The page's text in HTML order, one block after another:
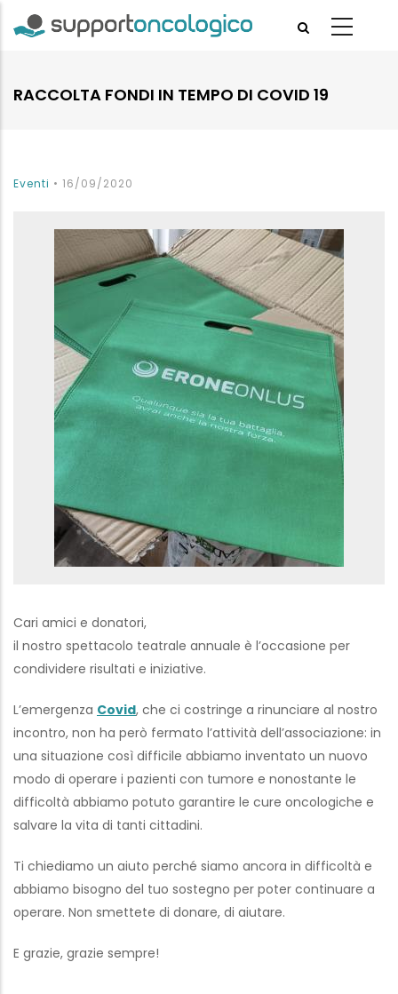
RACCOLTA FONDI IN TEMPO DI COVID 19
Eventi • 16/09/2020
Cari amici e donatori,
il nostro spettacolo teatrale annuale è l’occasione per
condividere risultati e iniziative.
L’emergenza Covid, che ci costringe a rinunciare al nostro
incontro, non ha però fermato l’attività dell’associazione: in
una situazione così difficile abbiamo inventato un nuovo
modo di operare i pazienti con tumore e nonostante le
difficoltà abbiamo potuto garantire le cure oncologiche e
salvare la vita di tanti cittadini.
Ti chiediamo un aiuto perché siamo ancora in difficoltà e
abbiamo bisogno del tuo sostegno per poter continuare a
operare. Non smettete di donare, di aiutare.
E grazie, grazie sempre!